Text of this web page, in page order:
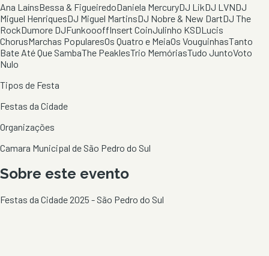
Ana LaínsBessa & FigueiredoDaniela MercuryDJ LikDJ LVNDJ
Miguel HenriquesDJ Miguel MartinsDJ Nobre & New DartDJ The
RockDumore DJFunkoooffInsert CoinJulinho KSDLucis
ChorusMarchas PopularesOs Quatro e MeiaOs VouguinhasTanto
Bate Até Que SambaThe PeaklesTrio MemóriasTudo JuntoVoto
Nulo
Tipos de Festa
Festas da Cidade
Organizações
Camara Municipal de São Pedro do Sul
Sobre este evento
Festas da Cidade 2025 - São Pedro do Sul